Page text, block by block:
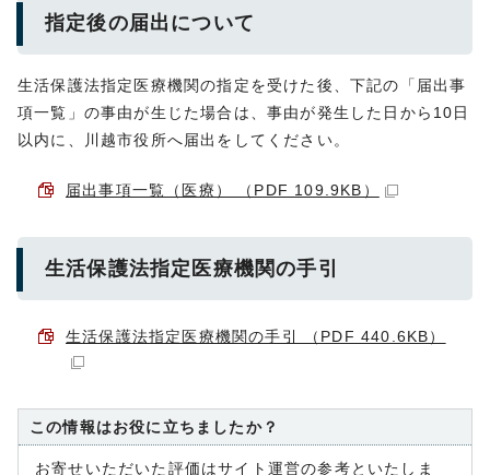
指定後の届出について
生活保護法指定医療機関の指定を受けた後、下記の「届出事
項一覧」の事由が生じた場合は、事由が発生した日から10日
以内に、川越市役所へ届出をしてください。
届出事項一覧（医療） （PDF 109.9KB）
生活保護法指定医療機関の手引
生活保護法指定医療機関の手引 （PDF 440.6KB）
この情報はお役に立ちましたか？
お寄せいただいた評価はサイト運営の参考といたしま